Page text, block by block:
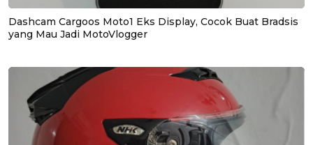
Dashcam Cargoos Moto1 Eks Display, Cocok Buat Bradsis
yang Mau Jadi MotoVlogger